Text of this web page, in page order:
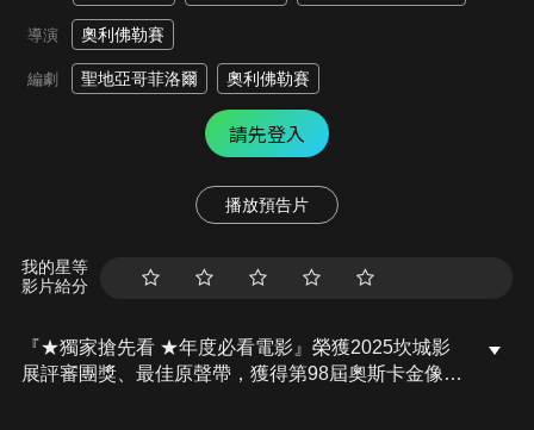
導演 奧利佛勒賽
編劇 聖地亞哥菲洛爾 奧利佛勒賽
請先登入
播放預告片
我的星等
影片給分
『★獨家搶先看 ★年度必看電影』榮獲2025坎城影
展評審團獎、最佳原聲帶，獲得第98屆奧斯卡金像獎